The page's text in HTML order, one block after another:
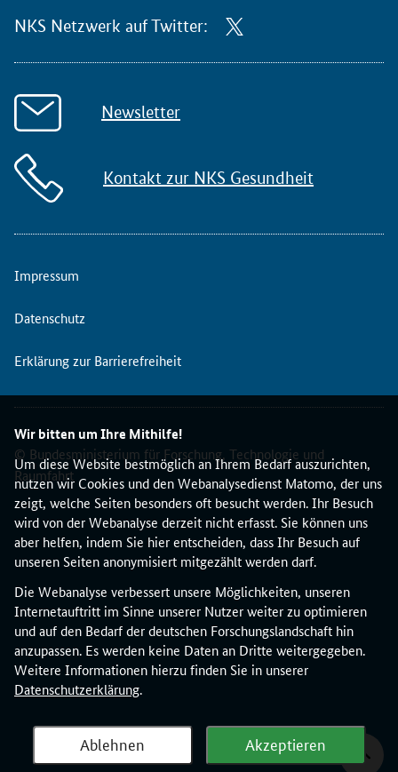
Wir bitten um Ihre Mithilfe!
Um diese Website bestmöglich an Ihrem Bedarf auszurichten,
nutzen wir Cookies und den Webanalysedienst Matomo, der uns
zeigt, welche Seiten besonders oft besucht werden. Ihr Besuch
wird von der Webanalyse derzeit nicht erfasst. Sie können uns
aber helfen, indem Sie hier entscheiden, dass Ihr Besuch auf
unseren Seiten anonymisiert mitgezählt werden darf.
Die Webanalyse verbessert unsere Möglichkeiten, unseren
Internetauftritt im Sinne unserer Nutzer weiter zu optimieren
und auf den Bedarf der deutschen Forschungslandschaft hin
anzupassen. Es werden keine Daten an Dritte weitergegeben.
Weitere Informationen hierzu finden Sie in unserer
Datenschutzerklärung.
Ablehnen Akzeptieren
NKS Netzwerk auf Twitter:
Newsletter
Kontakt zur NKS Gesundheit
Impressum
Datenschutz
Erklärung zur Barrierefreiheit
© Bundesministerium für Forschung, Technologie und
Raumfahrt